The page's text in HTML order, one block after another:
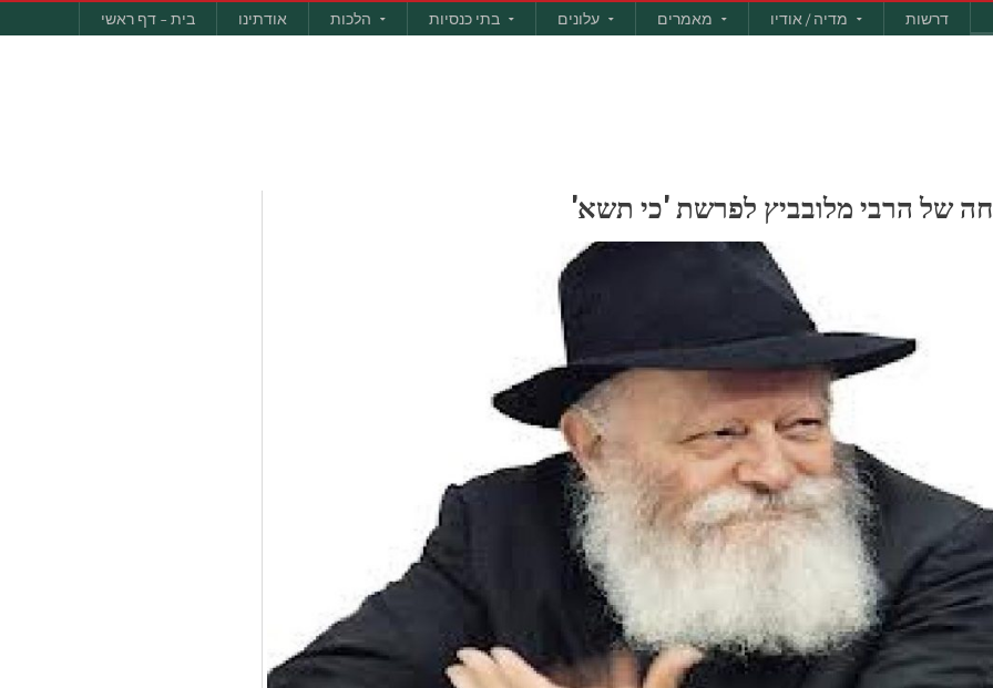
בית – דף ראשי אודתינו הלכות בתי כנסיות עלונים מאמרים מדיה / אודיו דרשות
של הרבי מלובביץ לפרשת 'כי תשא'